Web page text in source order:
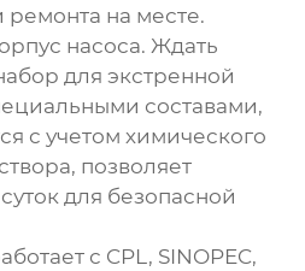
на месте.
насоса. Ждать
для экстренной
составами,
с учетом химического
позволяет
для безопасной
с CPL, SINOPEC,